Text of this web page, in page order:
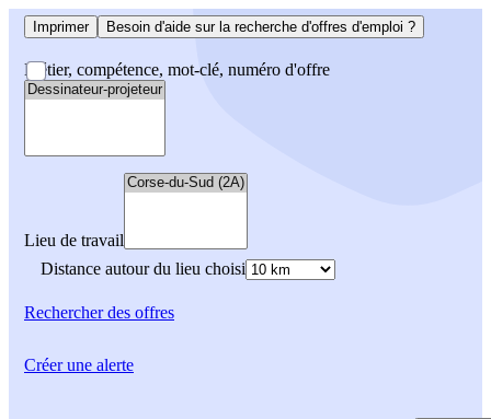
Imprimer Besoin d'aide sur la recherche d'offres d'emploi ?
Métier, compétence, mot-clé, numéro d'offre
Lieu de travail
Distance autour du lieu choisi
Rechercherdes offres
Créer une alerte